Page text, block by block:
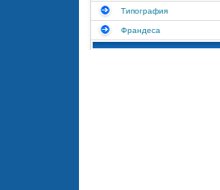
Типография
Франдеса